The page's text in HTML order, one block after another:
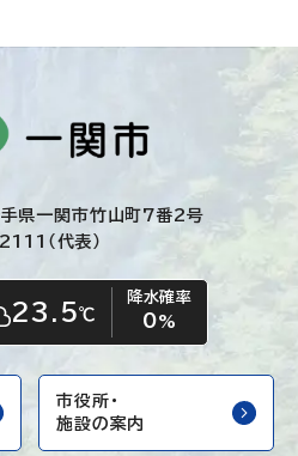
一関市竹山町7番2号
（代表）
天気
時々くもり
23.5℃
降水確率
0%
市役所・
施設の案内